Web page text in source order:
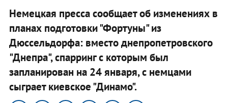
Немецкая пресса сообщает об изменениях в
планах подготовки "Фортуны" из
Дюссельдорфа: вместо днепропетровского
"Днепра", спарринг с которым был
запланирован на 24 января, с немцами
сыграет киевское "Динамо".